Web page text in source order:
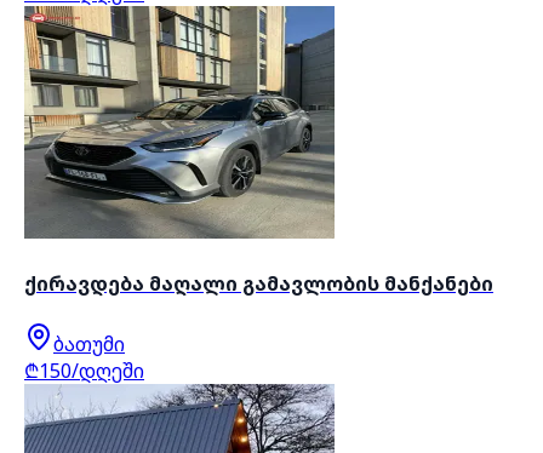
ქირავდება მაღალი გამავლობის მანქანები
ბათუმი
₾150/დღეში